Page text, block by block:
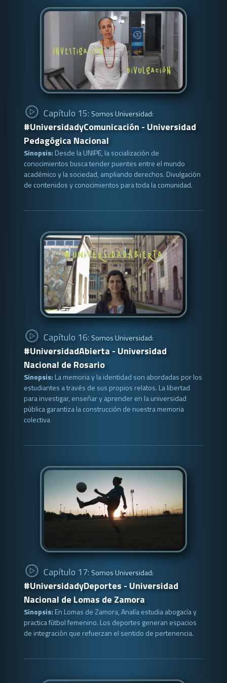
Capítulo 15: Somos Universidad:
#UniversidadyComunicación - Universidad
Pedagógica Nacional
Sinopsis: Desde la UNIPE, la socialización de
conocimientos busca tender puentes entre el mundo
académico y la sociedad, ampliando derechos. Divulgación
de contenidos y conocimientos para toda la comunidad.
Capítulo 16: Somos Universidad:
#UniversidadAbierta - Universidad
Nacional de Rosario
Sinopsis: La memoria y la identidad son abordadas por los
estudiantes a través de sus propios relatos. La libertad
para investigar, enseñar y aprender en la universidad
pública garantiza la construcción de nuestra memoria
colectiva
Capítulo 17: Somos Universidad:
#UniversidadyDeportes - Universidad
Nacional de Lomas de Zamora
Sinopsis: En Lomas de Zamora, Analía estudia abogacía y
practica fútbol femenino. Los deportes generan espacios
de integración que refuerzan el sentido de pertenencia.